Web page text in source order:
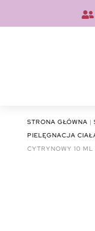

STRONA GŁÓWNA |
PIELĘGNACJA
CYTRYNOWY 10 ML